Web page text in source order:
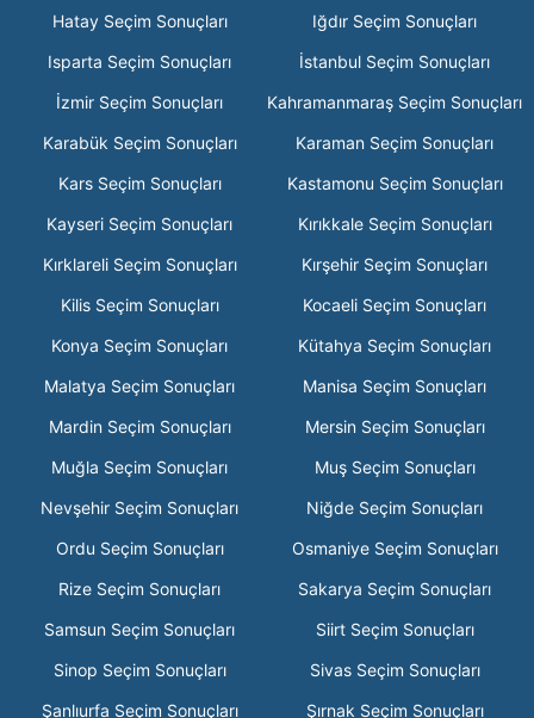
Hatay Seçim Sonuçları
Iğdır Seçim Sonuçları
Isparta Seçim Sonuçları
İstanbul Seçim Sonuçları
İzmir Seçim Sonuçları
Kahramanmaraş Seçim Sonuçları
Karabük Seçim Sonuçları
Karaman Seçim Sonuçları
Kars Seçim Sonuçları
Kastamonu Seçim Sonuçları
Kayseri Seçim Sonuçları
Kırıkkale Seçim Sonuçları
Kırklareli Seçim Sonuçları
Kırşehir Seçim Sonuçları
Kilis Seçim Sonuçları
Kocaeli Seçim Sonuçları
Konya Seçim Sonuçları
Kütahya Seçim Sonuçları
Malatya Seçim Sonuçları
Manisa Seçim Sonuçları
Mardin Seçim Sonuçları
Mersin Seçim Sonuçları
Muğla Seçim Sonuçları
Muş Seçim Sonuçları
Nevşehir Seçim Sonuçları
Niğde Seçim Sonuçları
Ordu Seçim Sonuçları
Osmaniye Seçim Sonuçları
Rize Seçim Sonuçları
Sakarya Seçim Sonuçları
Samsun Seçim Sonuçları
Siirt Seçim Sonuçları
Sinop Seçim Sonuçları
Sivas Seçim Sonuçları
Şanlıurfa Seçim Sonuçları
Şırnak Seçim Sonuçları